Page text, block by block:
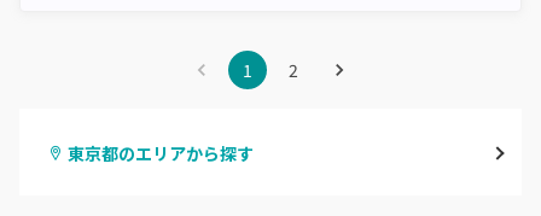
1 2
東京都のエリアから探す